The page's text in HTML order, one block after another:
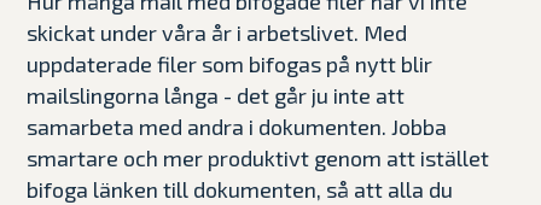
skickat under våra år i arbetslivet. Med
uppdaterade filer som bifogas på nytt blir
mailslingorna långa - det går ju inte att
samarbeta med andra i dokumenten. Jobba
smartare och mer produktivt genom att istället
bifoga länken till dokumenten, så att alla du